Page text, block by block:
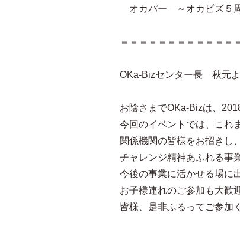
オカパー ～オカビズ５
＝＝＝＝＝＝＝＝＝＝＝＝
OKa-Bizセンター長 秋元よ
お陰さまでOKa-Bizは、
今回のイベントでは、これ
関係機関の皆様をお招きし
チャレンジ精神あふれる事
今後の事業に活かせる場に
お子様連れのご参加も大歓
皆様、是非ふるってご参加